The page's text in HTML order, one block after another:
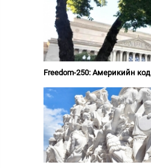
Freedom-250: Америкийн код